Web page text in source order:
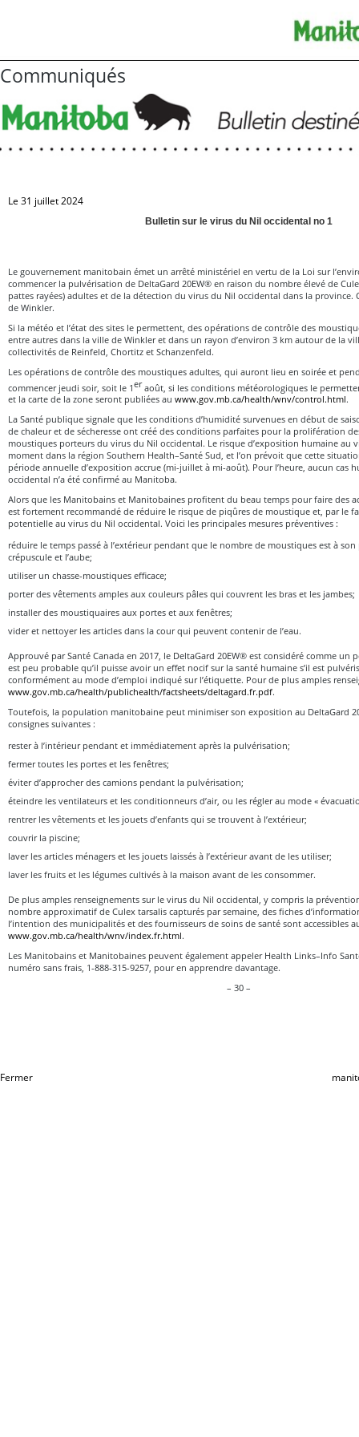
Communiqués
Le 31 juillet 2024
Bulletin sur le virus du Nil occidental no 1
Le gouvernement manitobain émet un arrêté ministériel en vertu de la Loi sur
commencer la pulvérisation de DeltaGard 20EW® en raison du nombre élevé de
pattes rayées) adultes et de la détection du virus du Nil occidental dans la province.
de Winkler.
Si la météo et l’état des sites le permettent, des opérations de contrôle des
entre autres dans la ville de Winkler et dans un rayon d’environ 3 km autour de la
collectivités de Reinfeld, Chortitz et Schanzenfeld.
Les opérations de contrôle des moustiques adultes, qui auront lieu en soirée et
commencer jeudi soir, soit le 1eraoût, si les conditions météorologiques le
et la carte de la zone seront publiées au www.gov.mb.ca/health/wnv/control.html.
La Santé publique signale que les conditions d’humidité survenues en début de
de chaleur et de sécheresse ont créé des conditions parfaites pour la prolifération
moustiques porteurs du virus du Nil occidental. Le risque d’exposition humaine au
moment dans la région Southern Health–Santé Sud, et l’on prévoit que cette
période annuelle d’exposition accrue (mi-juillet à mi-août). Pour l’heure, aucun cas
occidental n’a été confirmé au Manitoba.
Alors que les Manitobains et Manitobaines profitent du beau temps pour faire des
est fortement recommandé de réduire le risque de piqûres de moustique et, par le
potentielle au virus du Nil occidental. Voici les principales mesures préventives :
réduire le temps passé à l’extérieur pendant que le nombre de moustiques est à
crépuscule et l’aube;
utiliser un chasse-moustiques efficace;
porter des vêtements amples aux couleurs pâles qui couvrent les bras et les jambes;
installer des moustiquaires aux portes et aux fenêtres;
vider et nettoyer les articles dans la cour qui peuvent contenir de l’eau.
Approuvé par Santé Canada en 2017, le DeltaGard 20EW® est considéré comme un
est peu probable qu’il puisse avoir un effet nocif sur la santé humaine s’il est
conformément au mode d’emploi indiqué sur l’étiquette. Pour de plus amples
www.gov.mb.ca/health/publichealth/factsheets/deltagard.fr.pdf.
Toutefois, la population manitobaine peut minimiser son exposition au DeltaGard
consignes suivantes :
rester à l’intérieur pendant et immédiatement après la pulvérisation;
fermer toutes les portes et les fenêtres;
éviter d’approcher des camions pendant la pulvérisation;
éteindre les ventilateurs et les conditionneurs d’air, ou les régler au mode «
rentrer les vêtements et les jouets d’enfants qui se trouvent à l’extérieur;
couvrir la piscine;
laver les articles ménagers et les jouets laissés à l’extérieur avant de les utiliser;
laver les fruits et les légumes cultivés à la maison avant de les consommer.
De plus amples renseignements sur le virus du Nil occidental, y compris la
nombre approximatif de Culex tarsalis capturés par semaine, des fiches
l’intention des municipalités et des fournisseurs de soins de santé sont accessibles
www.gov.mb.ca/health/wnv/index.fr.html.
Les Manitobains et Manitobaines peuvent également appeler Health Links–Info
numéro sans frais, 1-888-315-9257, pour en apprendre davantage.
– 30 –
Fermer